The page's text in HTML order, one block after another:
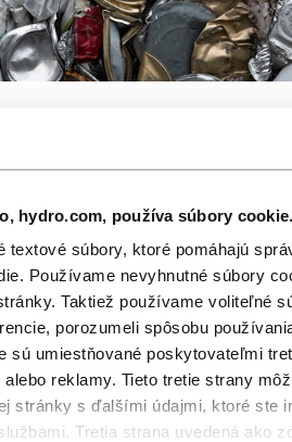
hydro.com, používa súbory cookie.
textové súbory, ktoré pomáhajú
Používame nevyhnutné súbory
Taktiež používame
porozumeli spôsobu
sú umiestňované poskytovateľmi
reklamy. Tieto tretie strany
stránky s ďalšími údajmi, ktoré ste
Tretia strana uvedená ako